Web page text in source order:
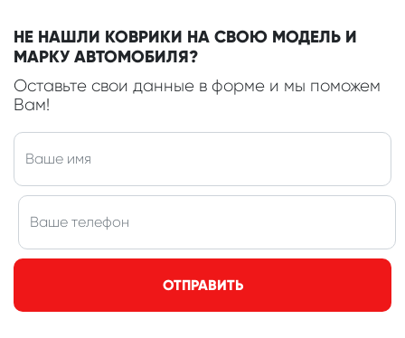
НЕ НАШЛИ КОВРИКИ НА СВОЮ МОДЕЛЬ И
МАРКУ АВТОМОБИЛЯ?
Оставьте свои данные в форме и мы поможем
Вам!
ОТПРАВИТЬ